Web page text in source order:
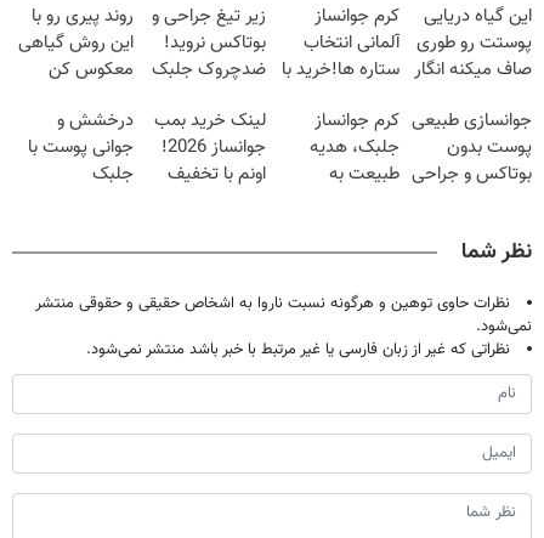
این گیاه دریایی
پوستت رو طوری
صاف میکنه انگار
شدی🔥
کرم جوانساز
آلمانی انتخاب
ستاره ها!خرید با
زیر تیغ جراحی و
بوتاکس نروید!
ضدچروک جلبک
روند پیری رو با
این روش گیاهی
معکوس کن
جوانسازی طبیعی
پوست بدون
بوتاکس و جراحی
کرم جوانساز
جلبک، هدیه
طبیعت به
لینک خرید بمب
جوانساز 2026!
اونم با تخفیف
درخشش و
جوانی پوست با
جلبک
تخفیف ویژه
نظر شما
نظرات حاوی توهین و هرگونه نسبت ناروا به اشخاص حقیقی و حقوقی منتشر
نمی‌شود.
نظراتی که غیر از زبان فارسی یا غیر مرتبط با خبر باشد منتشر نمی‌شود.